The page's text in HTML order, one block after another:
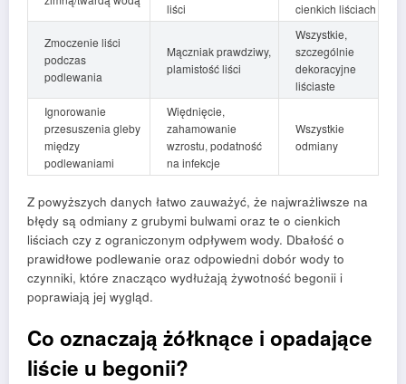
liści
cienkich liściach
Zmoczenie liści
podczas
podlewania
Mączniak prawdziwy,
plamistość liści
Wszystkie,
szczególnie
dekoracyjne
liściaste
Ignorowanie
przesuszenia gleby
między
podlewaniami
Więdnięcie,
zahamowanie
wzrostu, podatność
na infekcje
Wszystkie
odmiany
Z powyższych danych łatwo zauważyć, że najwrażliwsze na
błędy są odmiany z grubymi bulwami oraz te o cienkich
liściach czy z ograniczonym odpływem wody. Dbałość o
prawidłowe podlewanie oraz odpowiedni dobór wody to
czynniki, które znacząco wydłużają żywotność begonii i
poprawiają jej wygląd.
Co oznaczają żółknące i opadające
liście u begonii?